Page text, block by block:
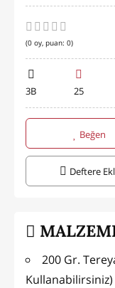
(0 oy, puan: 0)
3B 25
Beğen
Deftere
200 Gr.
Kullanabilirsiniz)